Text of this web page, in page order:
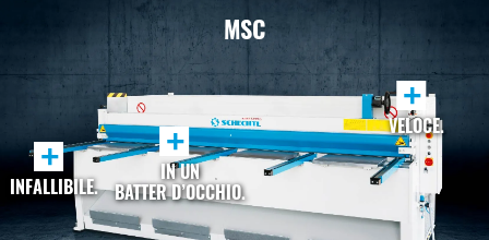
MSC
+
IN UN
BATTER D’OCCHIO.
+
VELOCE.
+
INFALLIBILE.